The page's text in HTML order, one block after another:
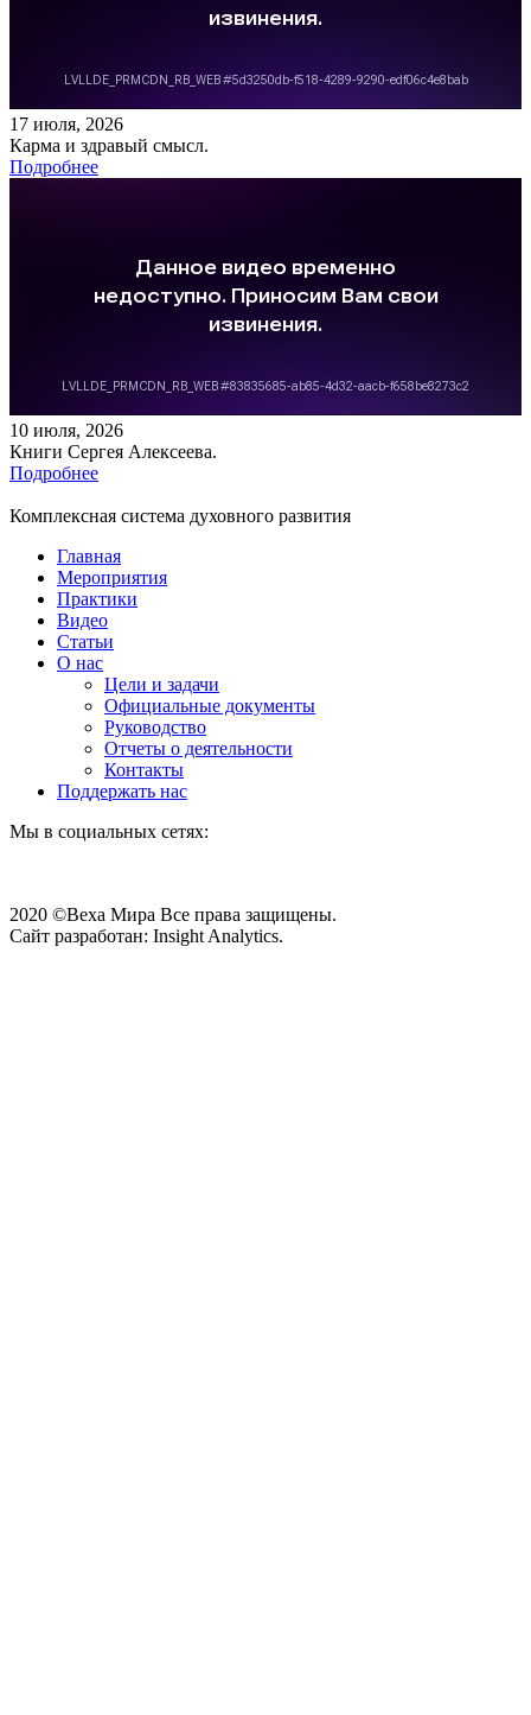
17 июля, 2026
Карма и здравый смысл.
Подробнее
10 июля, 2026
Книги Сергея Алексеева.
Подробнее
Комплексная система духовного развития
Главная
Мероприятия
Практики
Видео
Статьи
О нас
Цели и задачи
Официальные документы
Руководство
Отчеты о деятельности
Контакты
Поддержать нас
Мы в социальных сетях:
2020 ©Веха Мира Все права защищены.
Сайт разработан: Insight Analytics.